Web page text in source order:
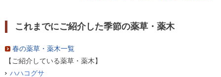
これまでにご紹介した季節の薬草・薬木
春の薬草・薬木一覧
【ご紹介している薬草・薬木】
ハハコグサ